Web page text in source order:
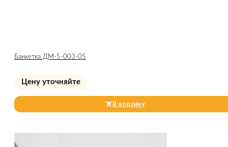
Банкетка ДМ-5-003-05
Цену уточняйте
В корзину